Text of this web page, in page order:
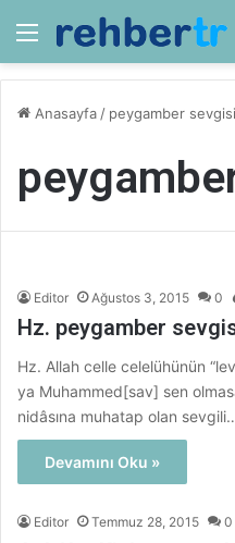
Menü
Anasayfa / peygamber sevgisi
Editor Ağustos 3, 2015 0
Hz. peygamber
Hz. Allah celle celelühünün
ya Muhammed[sav] sen
nidâsına muhatap olan
Devamını Oku »
Editor Temmuz 28, 2015 0